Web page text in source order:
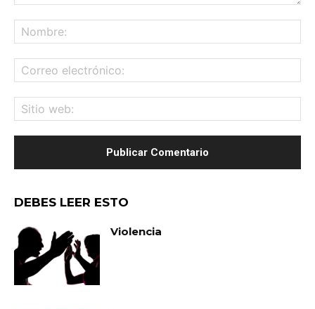
DEBES LEER ESTO
Violencia